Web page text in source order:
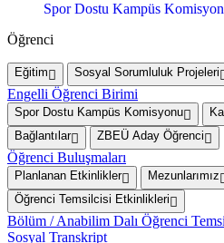
Spor Dostu Kampüs
Öğrenci
Eğitim Sosyal Sorumluluk Projeleri
Engelli Öğrenci Birimi
Spor Dostu Kampüs Komisyonu
Bağlantılar
ZBEÜ Aday Öğrenci
Öğrenci Buluşmaları
Planlanan Etkinlikler
Mezunlarımız
Öğrenci Temsilcisi Etkinlikleri
Bölüm / Anabilim Dalı Öğrenci
Sosyal Transkript